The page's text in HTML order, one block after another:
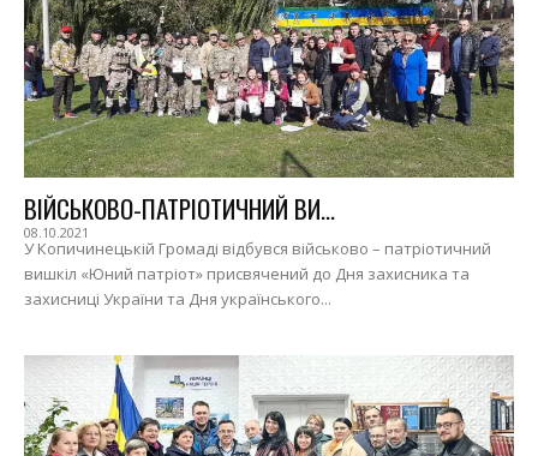
ВІЙСЬКОВО-ПАТРІОТИЧНИЙ ВИ...
08.10.2021
У Копичинецькій Громаді відбувся військово – патріотичний
вишкіл «Юний патріот» присвячений до Дня захисника та
захисниці України та Дня українського...